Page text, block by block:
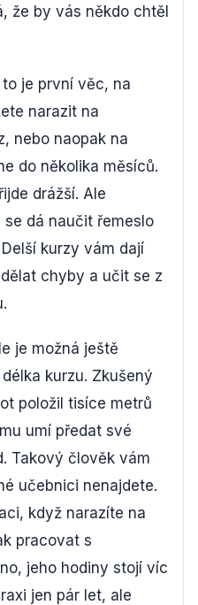
že by vás někdo chtěl
to je první věc, na
narazit na
nebo naopak na
do několika měsíců.
drážší. Ale
dá naučit řemeslo
kurzy vám dají
chyby a učit se z
je možná ještě
kurzu. Zkušený
položil tisíce metrů
umí předat své
Takový člověk vám
učebnici nenajdete.
když narazíte na
pracovat s
jeho hodiny stojí víc
jen pár let, ale